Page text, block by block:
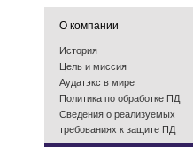
О компании
История
Цель и миссия
Аудатэкс в мире
Политика по обработке ПД
Cведения о реализуемых
требованиях к защите ПД